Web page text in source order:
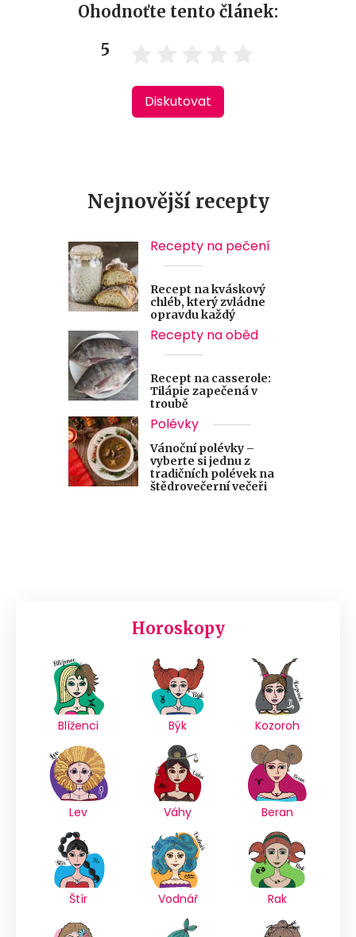
Ohodnoťte tento článek:
5
Diskutovat
Nejnovější recepty
Recepty na pečení
Recept na kváskový
chléb, který zvládne
opravdu každý
Recepty na oběd
Recept na casserole:
Tilápie zapečená v
troubě
Polévky
Vánoční polévky –
vyberte si jednu z
tradičních polévek na
štědrovečerní večeři
Horoskopy
Blíženci Býk Kozoroh
Lev Váhy Beran
Štír Vodnář Rak